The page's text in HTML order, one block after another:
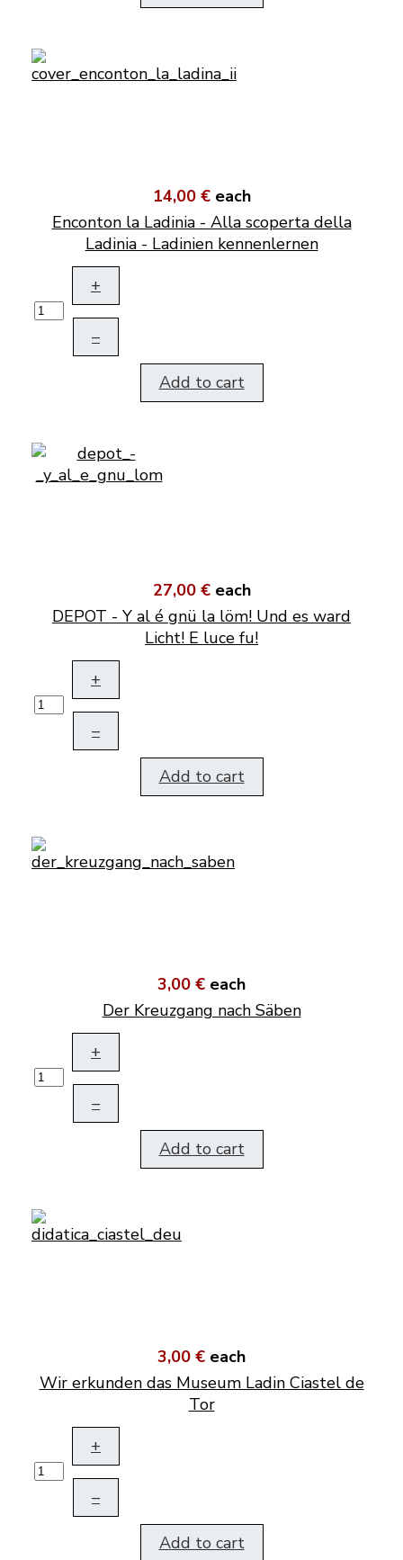
14,00 € each
Enconton la Ladinia - Alla scoperta della
Ladinia - Ladinien kennenlernen
+
–
Add to cart
27,00 € each
DEPOT - Y al é gnü la löm! Und es ward
Licht! E luce fu!
+
–
Add to cart
3,00 € each
Der Kreuzgang nach Säben
+
–
Add to cart
3,00 € each
Wir erkunden das Museum Ladin Ciastel de
Tor
+
–
Add to cart